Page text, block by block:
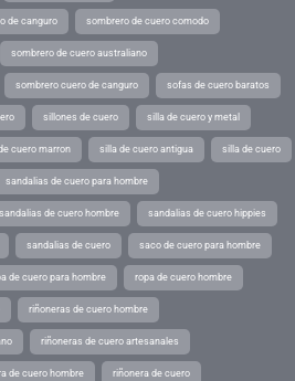
de canguro sombrero de cuero comodo
sombrero de cuero australiano
sombrero cuero de canguro sofas de cuero baratos
sillones de cuero silla de cuero y metal
cuero marron silla de cuero antigua silla de cuero
sandalias de cuero para hombre
sandalias de cuero hombre sandalias de cuero hippies
sandalias de cuero saco de cuero para hombre
de cuero para hombre ropa de cuero hombre
riñoneras de cuero hombre
riñoneras de cuero artesanales
de cuero hombre riñonera de cuero